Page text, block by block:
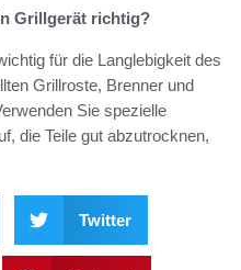
Grillgerät richtig?
für die Langlebigkeit des
Grillroste, Brenner und
Sie spezielle
die Teile gut abzutrocknen,
Twitter